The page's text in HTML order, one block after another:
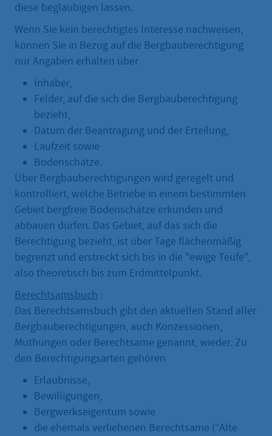
diese beglaubigen lassen.
Wenn Sie kein berechtigtes Interesse nachweisen,
können Sie in Bezug auf die Bergbauberechtigung
nur Angaben erhalten über
Inhaber,
Felder, auf die sich die Bergbauberechtigung
bezieht,
Datum der Beantragung und der Erteilung,
Laufzeit sowie
Bodenschätze.
Über Bergbauberechtigungen wird geregelt und
kontrolliert, welche Betriebe in einem bestimmten
Gebiet bergfreie Bodenschätze erkunden und
abbauen dürfen. Das Gebiet, auf das sich die
Berechtigung bezieht, ist über Tage flächenmäßig
begrenzt und erstreckt sich bis in die "ewige Teufe",
also theoretisch bis zum Erdmittelpunkt.
Berechtsamsbuch :
Das Berechtsamsbuch gibt den aktuellen Stand aller
Bergbauberechtigungen, auch Konzessionen,
Muthungen oder Berechtsame genannt, wieder. Zu
den Berechtigungsarten gehören
Erlaubnisse,
Bewilligungen,
Bergwerkseigentum sowie
die ehemals verliehenen Berechtsame (“Alte